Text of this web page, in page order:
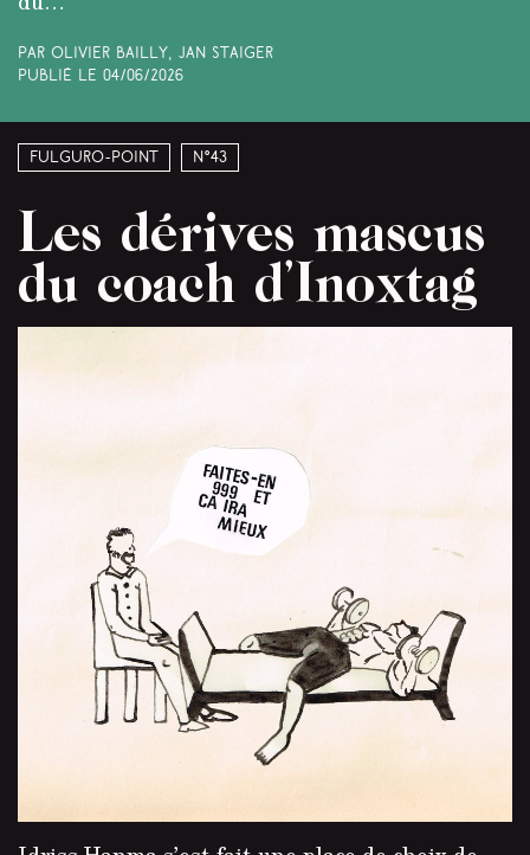
Par Olivier Bailly, Jan Staiger
Publié le 04/06/2026
Fulguro-Point N°43
Les dérives mascus
du coach d’Inoxtag